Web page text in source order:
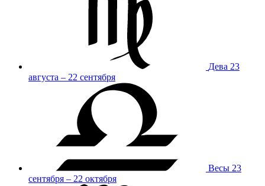
Дева 23
августа – 22 сентября
Весы 23
сентября – 22 октября